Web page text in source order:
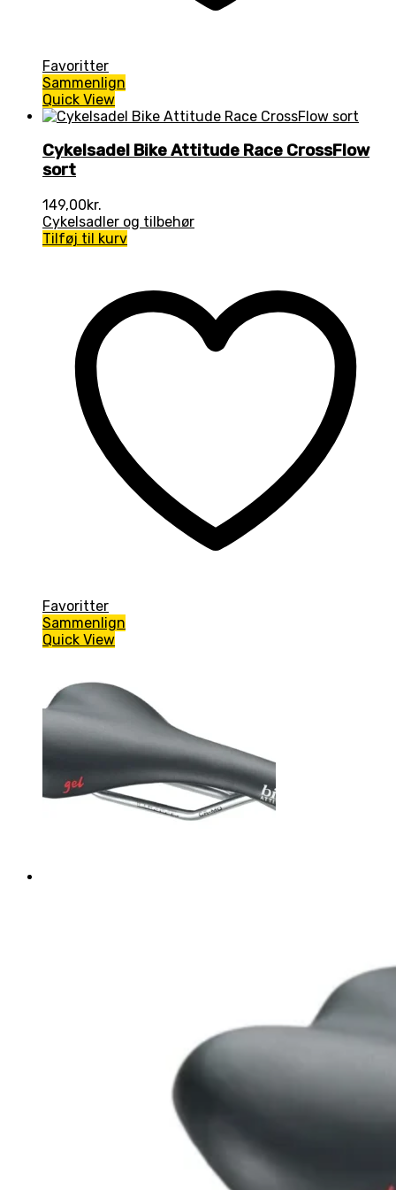
Favoritter
Sammenlign
Quick View
Cykelsadel Bike Attitude Race CrossFlow
sort
149,00kr.
Cykelsadler og tilbehør
Tilføj til kurv
Favoritter
Sammenlign
Quick View